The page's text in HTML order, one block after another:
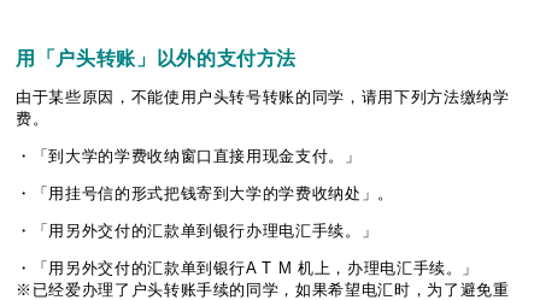
用「 户头转账 」 以外的支付方法
由于某些原因，不能使用户头转号转账的同学，请用下列方法缴纳学
费。
・「到大学的学费收纳窗口直接用现金支付。」
・「用挂号信的形式把钱寄到大学的学费收纳处」。
・「用另外交付的汇款单到银行办理电汇手续。」
・「用另外交付的汇款单到银行A T M 机上，办理电汇手续。」
※已经爱办理了户头转账手续的同学，如果希望电汇时，为了避免重